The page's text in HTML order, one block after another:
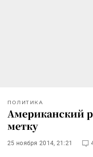
ПОЛИТИКА
Американский
метку
25 ноября 2014, 21:21